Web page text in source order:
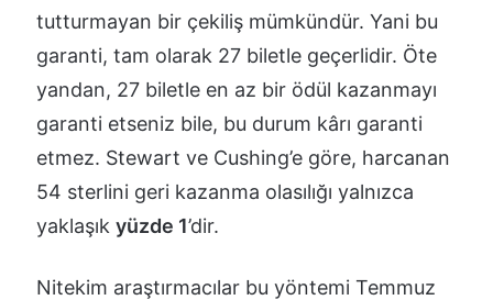
tutturmayan bir çekiliş mümkündür. Yani bu
garanti, tam olarak 27 biletle geçerlidir. Öte
yandan, 27 biletle en az bir ödül kazanmayı
garanti etseniz bile, bu durum kârı garanti
etmez. Stewart ve Cushing’e göre, harcanan
54 sterlini geri kazanma olasılığı yalnızca
yaklaşık yüzde 1’dir.
Nitekim araştırmacılar bu yöntemi Temmuz